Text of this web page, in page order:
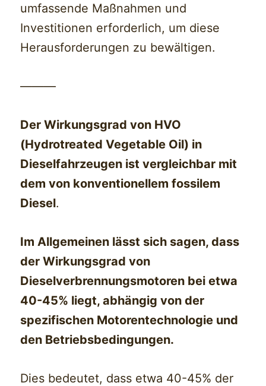
umfassende Maßnahmen und
Investitionen erforderlich, um diese
Herausforderungen zu bewältigen.
———
Der Wirkungsgrad von HVO
(Hydrotreated Vegetable Oil) in
Dieselfahrzeugen ist vergleichbar mit
dem von konventionellem fossilem
Diesel.
Im Allgemeinen lässt sich sagen, dass
der Wirkungsgrad von
Dieselverbrennungsmotoren bei etwa
40-45% liegt, abhängig von der
spezifischen Motorentechnologie und
den Betriebsbedingungen.
Dies bedeutet, dass etwa 40-45% der